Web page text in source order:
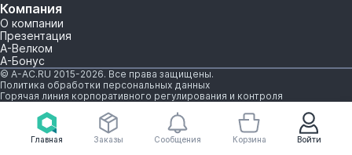
Главная Войти
Заказы Сообщения Корзина
Компания
О компании
Презентация
А-Велком
А-Бонус
© A-AC.RU 2015-2026. Все права защищены.
Политика обработки персональных данных
Горячая линия корпоративного регулирования и контроля